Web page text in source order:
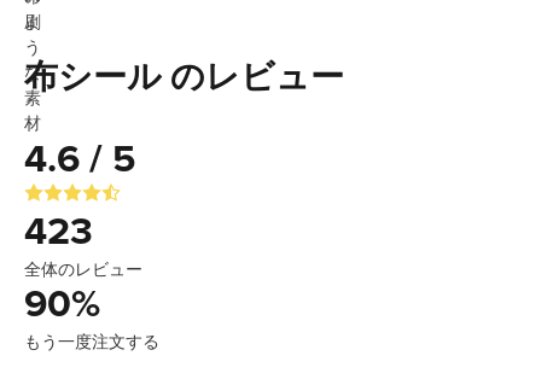
布シール のレビュー
4.6 / 5
423
全体のレビュー
90%
もう一度注文する